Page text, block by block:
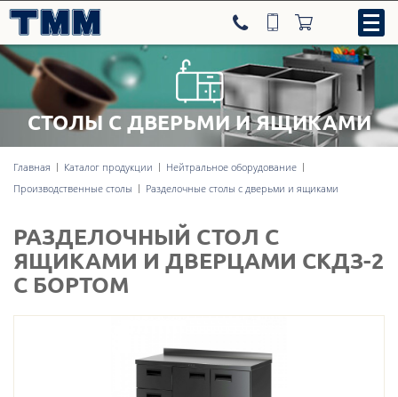
8-800-707-09-52
Нейтральное оборудование
Тепловое оборудование
СТОЛЫ С ДВЕРЬМИ И ЯЩИКАМИ
Главная Каталог продукции
Нейтральное оборудование
Производственные столы
Разделочные столы с дверьми и ящиками
РАЗДЕЛОЧНЫЙ СТОЛ С
ЯЩИКАМИ И ДВЕРЦАМИ СКДЗ-2
С БОРТОМ